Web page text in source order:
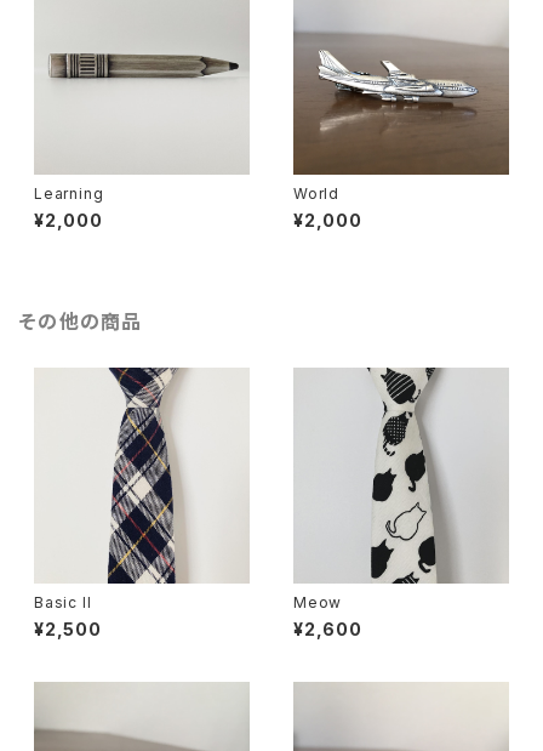
Learning
¥2,000
World
¥2,000
その他の商品
Basic II
¥2,500
Meow
¥2,600